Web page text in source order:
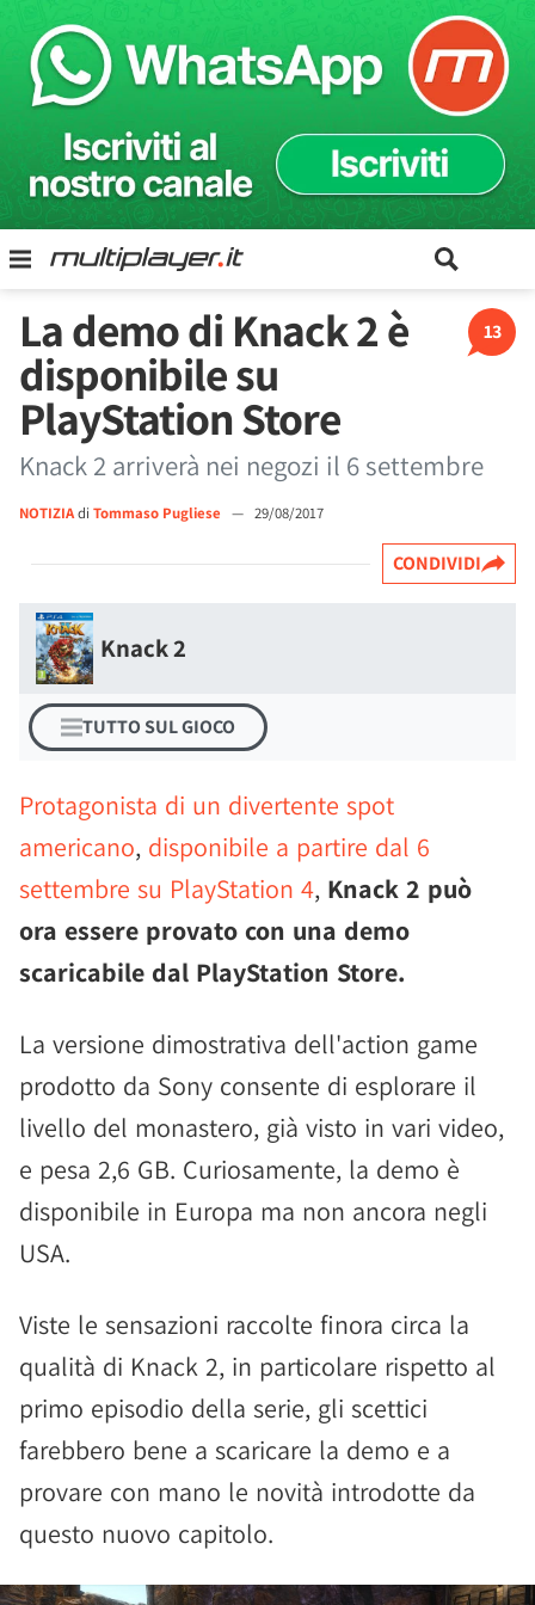
13
La demo di Knack 2 è
disponibile su
PlayStation Store
Knack 2 arriverà nei negozi il 6 settembre
NOTIZIAdi Tommaso Pugliese — 29/08/2017
CONDIVIDI
Knack 2
TUTTO SUL GIOCO
Protagonista di un divertente spot
americano, disponibile a partire dal 6
settembre su PlayStation 4, Knack 2 può
ora essere provato con una demo
scaricabile dal PlayStation Store.
La versione dimostrativa dell'action game
prodotto da Sony consente di esplorare il
livello del monastero, già visto in vari video,
e pesa 2,6 GB. Curiosamente, la demo è
disponibile in Europa ma non ancora negli
USA.
Viste le sensazioni raccolte finora circa la
qualità di Knack 2, in particolare rispetto al
primo episodio della serie, gli scettici
farebbero bene a scaricare la demo e a
provare con mano le novità introdotte da
questo nuovo capitolo.